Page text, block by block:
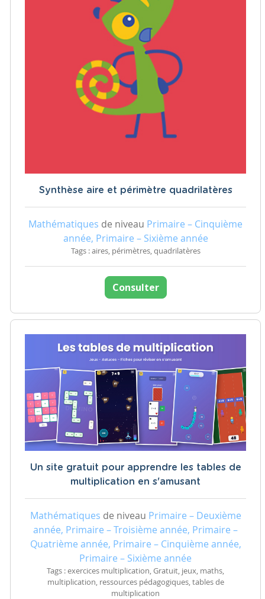
Synthèse aire et périmètre quadrilatères
Mathématiques de niveau Primaire – Cinquième
année, Primaire – Sixième année
Tags : aires, périmètres, quadrilatères
Consulter
Un site gratuit pour apprendre les tables de
multiplication en s'amusant
Mathématiques de niveau Primaire – Deuxième
année, Primaire – Troisième année, Primaire –
Quatrième année, Primaire – Cinquième année,
Primaire – Sixième année
Tags : exercices multiplication, Gratuit, jeux, maths,
multiplication, ressources pédagogiques, tables de
multiplication